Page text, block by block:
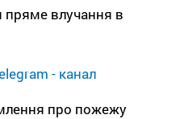
пряме влучання в
- канал
про пожежу